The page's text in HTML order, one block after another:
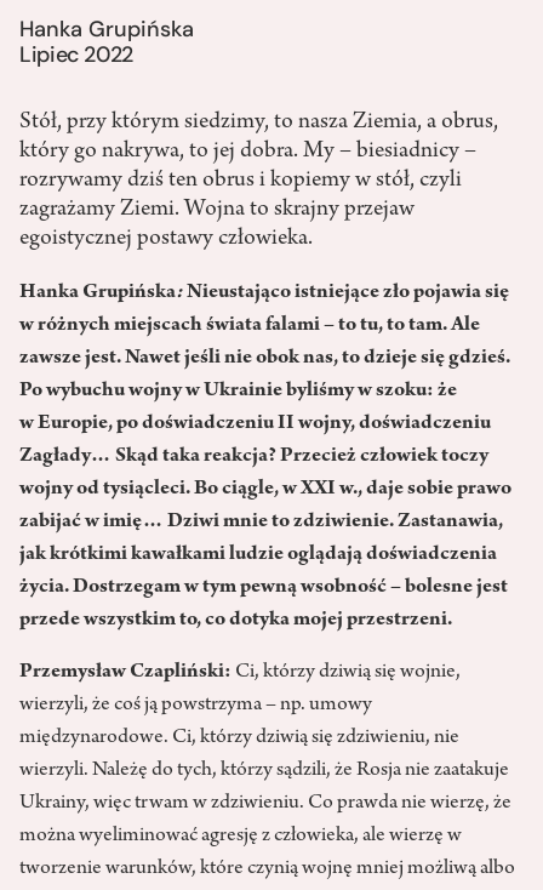
Hanka Grupińska
Lipiec 2022
Stół, przy którym siedzimy, to nasza Ziemia, a obrus,
który go nakrywa, to jej dobra. My – biesiadnicy –
rozrywamy dziś ten obrus i kopiemy w stół, czyli
zagrażamy Ziemi. Wojna to skrajny przejaw
egoistycznej postawy człowieka.
Hanka Grupińska:Nieustająco istniejące zło pojawia się
w różnych miejscach świata falami – to tu, to tam. Ale
zawsze jest. Nawet jeśli nie obok nas, to dzieje się gdzieś.
Po wybuchu wojny w Ukrainie byliśmy w szoku: że
w Europie, po doświadczeniu II wojny, doświadczeniu
Zagłady… Skąd taka reakcja? Przecież człowiek toczy
wojny od tysiącleci. Bo ciągle, w XXI w., daje sobie prawo
zabijać w imię… Dziwi mnie to zdziwienie. Zastanawia,
jak krótkimi kawałkami ludzie oglądają doświadczenia
życia. Dostrzegam w tym pewną wsobność – bolesne jest
przede wszystkim to, co dotyka mojej przestrzeni.
Przemysław Czapliński: Ci, którzy dziwią się wojnie,
wierzyli, że coś ją powstrzyma – np. umowy
międzynarodowe. Ci, którzy dziwią się zdziwieniu, nie
wierzyli. Należę do tych, którzy sądzili, że Rosja nie zaatakuje
Ukrainy, więc trwam w zdziwieniu. Co prawda nie wierzę, że
można wyeliminować agresję z człowieka, ale wierzę w
tworzenie warunków, które czynią wojnę mniej możliwą albo